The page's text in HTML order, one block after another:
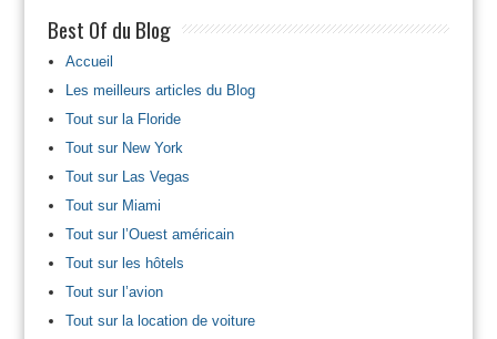
Best Of du Blog
Accueil
Les meilleurs articles du Blog
Tout sur la Floride
Tout sur New York
Tout sur Las Vegas
Tout sur Miami
Tout sur l’Ouest américain
Tout sur les hôtels
Tout sur l’avion
Tout sur la location de voiture